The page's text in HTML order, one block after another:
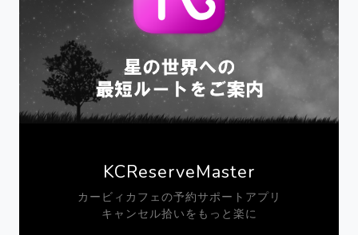
KCReserveMaster
カービィカフェの予約サポートアプリ
キャンセル拾いをもっと楽に